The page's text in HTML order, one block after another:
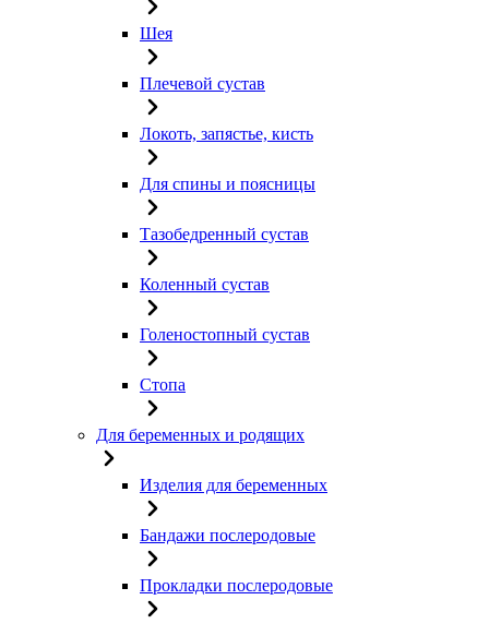
Шея
Плечевой сустав
Локоть, запястье, кисть
Для спины и поясницы
Тазобедренный сустав
Коленный сустав
Голеностопный сустав
Стопа
Для беременных и родящих
Изделия для беременных
Бандажи послеродовые
Прокладки послеродовые